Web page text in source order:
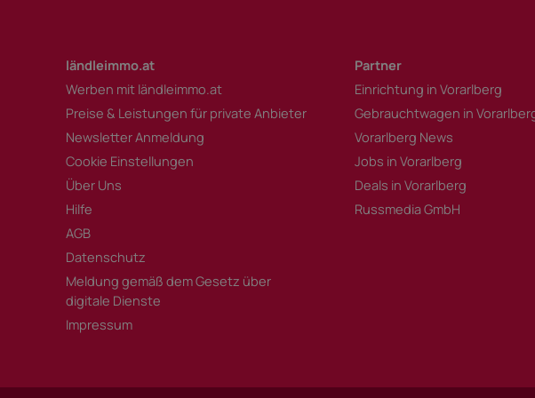
ländleimmo.at
Werben mit ländleimmo.at
Preise & Leistungen für private Anbieter
Newsletter Anmeldung
Cookie Einstellungen
Über Uns
Hilfe
AGB
Datenschutz
Meldung gemäß dem Gesetz über
digitale Dienste
Impressum
Partner
Einrichtung in Vorarlberg
Gebrauchtwagen in
Vorarlberg News
Jobs in Vorarlberg
Deals in Vorarlberg
Russmedia GmbH